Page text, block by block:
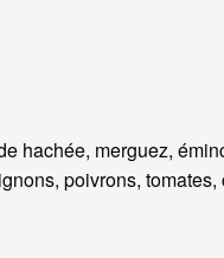
hachée, merguez,
poivrons, tomates,